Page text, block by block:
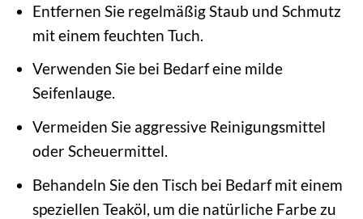
Entfernen Sie regelmäßig Staub und Schmutz
mit einem feuchten Tuch.
Verwenden Sie bei Bedarf eine milde
Seifenlauge.
Vermeiden Sie aggressive Reinigungsmittel
oder Scheuermittel.
Behandeln Sie den Tisch bei Bedarf mit einem
speziellen Teaköl, um die natürliche Farbe zu